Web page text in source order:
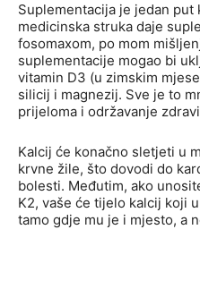
Suplementacija je jedan
medicinska struka daje
fosomaxom, po mom
suplementacije mogao bi
vitamin D3 (u zimskim
silicij i magnezij. Sve je to
prijeloma i održavanje
Kalcij će konačno sletjeti u
krvne žile, što dovodi do
bolesti. Međutim, ako
K2, vaše će tijelo kalcij koji
tamo gdje mu je i mjesto, a